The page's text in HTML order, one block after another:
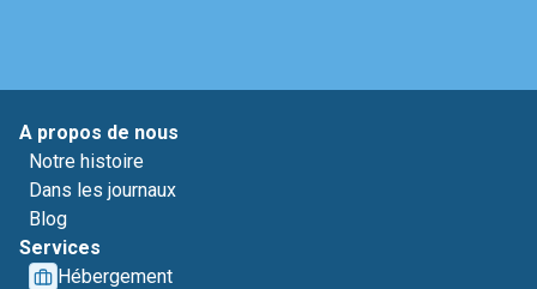
A propos de nous
Notre histoire
Dans les journaux
Blog
Services
Hébergement